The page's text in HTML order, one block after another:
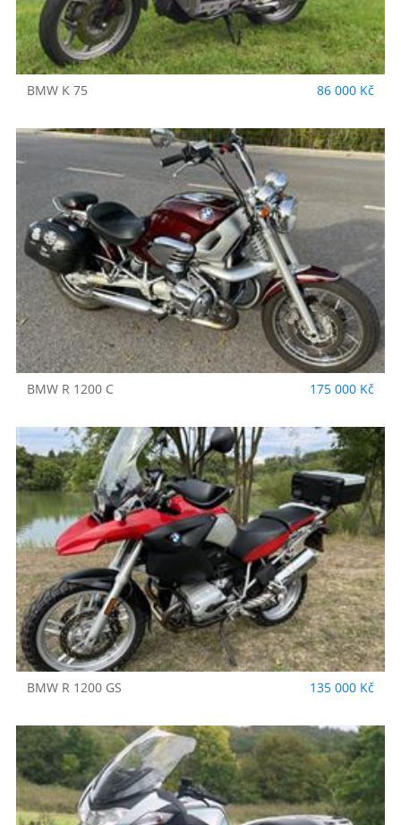
BMW K 75 86 000 Kč
BMW R 1200 C 175 000 Kč
BMW R 1200 GS 135 000 Kč